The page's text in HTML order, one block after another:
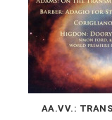
AA.VV.: